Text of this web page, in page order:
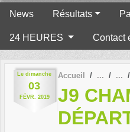
News Résultats
24 HEURES Contact
Le dimanche
03
FÉVR. 2019
Accueil
J9